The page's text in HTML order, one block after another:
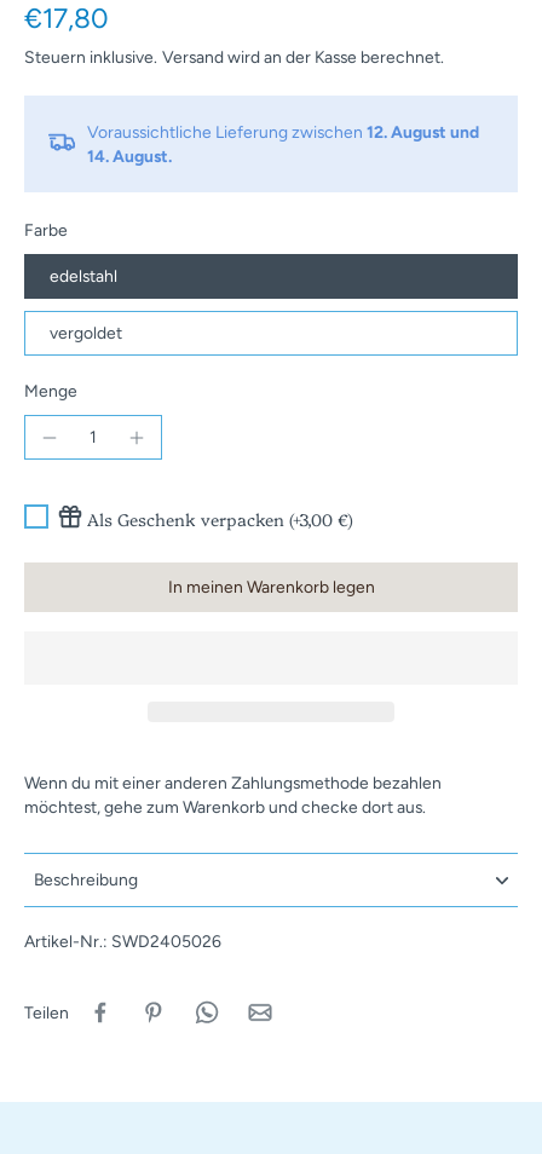
€17,80
Steuern inklusive. Versandwird an der Kasse berechnet.
Voraussichtliche Lieferung zwischen 12. August und
14. August.
Farbe
edelstahl
vergoldet
Menge
Als Geschenk verpacken (+3,00 €)
In meinen Warenkorb legen
Wenn du mit einer anderen Zahlungsmethode bezahlen
möchtest, gehe zum Warenkorb und checke dort aus.
Beschreibung
Artikel-Nr.: SWD2405026
Teilen